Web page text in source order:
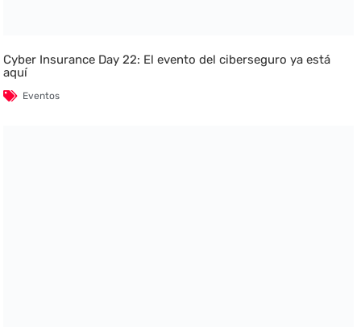
Cyber Insurance Day 22: El evento del ciberseguro ya está
aquí
Eventos